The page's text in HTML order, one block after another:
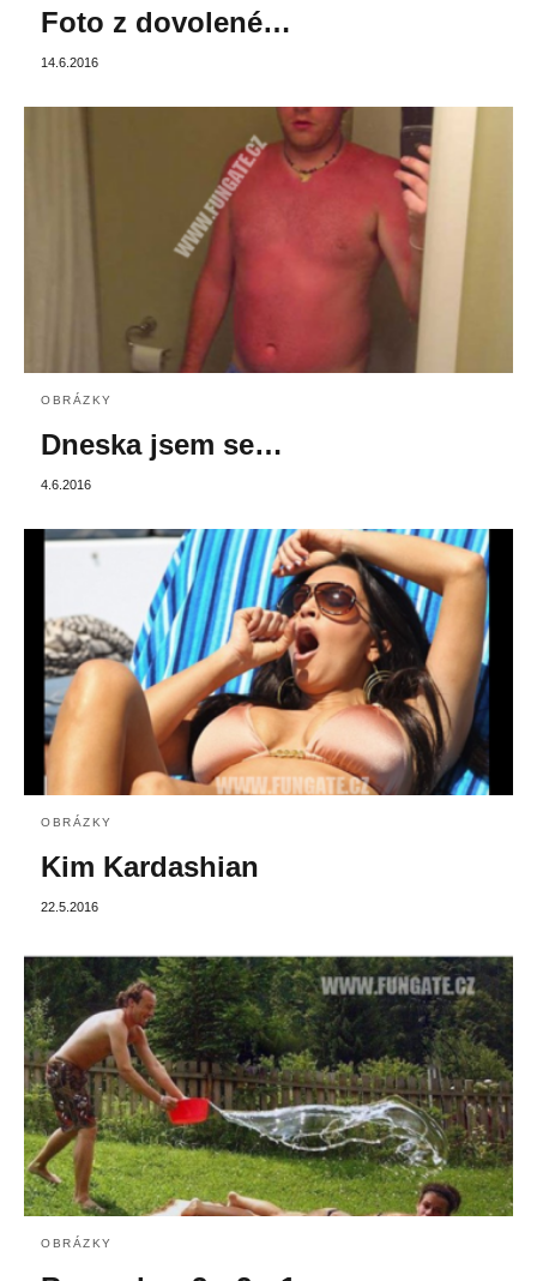
Foto z dovolené…
14.6.2016
OBRÁZKY
Dneska jsem se…
4.6.2016
OBRÁZKY
Kim Kardashian
22.5.2016
OBRÁZKY